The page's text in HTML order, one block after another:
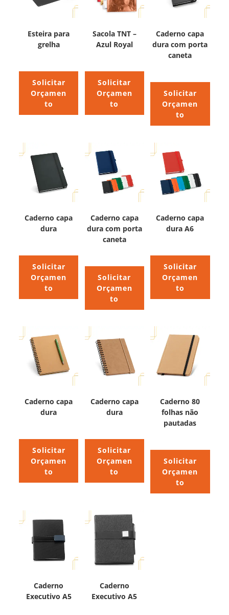
Esteira para
grelha
Solicitar
Orçamen
to
Sacola TNT –
Azul Royal
Solicitar
Orçamen
to
Caderno capa
dura com porta
caneta
Solicitar
Orçamen
to
Caderno capa
dura
Solicitar
Orçamen
to
Caderno capa
dura com porta
caneta
Solicitar
Orçamen
to
Caderno capa
dura A6
Solicitar
Orçamen
to
Caderno capa
dura
Solicitar
Orçamen
to
Caderno capa
dura
Solicitar
Orçamen
to
Caderno 80
folhas não
pautadas
Solicitar
Orçamen
to
Caderno
Executivo A5
Caderno
Executivo A5